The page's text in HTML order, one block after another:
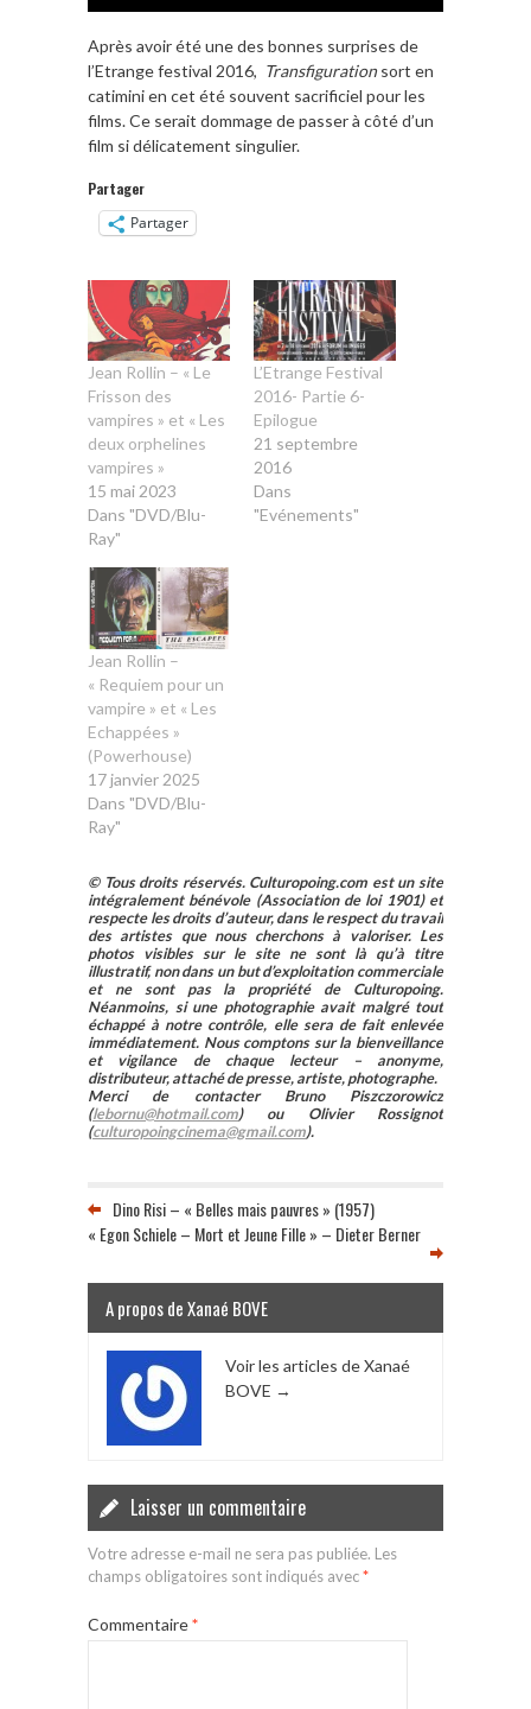
Après avoir été une des bonnes surprises de
l’Etrange festival 2016, Transfigurationsort en
catimini en cet été souvent sacrificiel pour les
films. Ce serait dommage de passer à côté d’un
film si délicatement singulier.
Partager
Partager
Jean Rollin – « Le
Frisson des
vampires » et « Les
deux orphelines
vampires »
15 mai 2023
Dans "DVD/Blu-
Ray"
L’Etrange Festival
2016- Partie 6-
Epilogue
21 septembre
2016
Dans
"Evénements"
Jean Rollin –
« Requiem pour un
vampire » et « Les
Echappées »
(Powerhouse)
17 janvier 2025
Dans "DVD/Blu-
Ray"
© Tous droits réservés. Culturopoing.com est un site
intégralement bénévole (Association de loi 1901) et
respecte les droits d’auteur, dans le respect du travail
des artistes que nous cherchons à valoriser. Les
photos visibles sur le site ne sont là qu’à titre
illustratif, non dans un but d’exploitation commerciale
et ne sont pas la propriété de Culturopoing.
Néanmoins, si une photographie avait malgré tout
échappé à notre contrôle, elle sera de fait enlevée
immédiatement. Nous comptons sur la bienveillance
et vigilance de chaque lecteur – anonyme,
distributeur, attaché de presse, artiste, photographe.
Merci de contacter Bruno Piszczorowicz
(lebornu@hotmail.com) ou Olivier Rossignot
(culturopoingcinema@gmail.com).
Dino Risi – « Belles mais pauvres » (1957)
« Egon Schiele – Mort et Jeune Fille » – Dieter Berner
A propos de Xanaé BOVE
Voir les articles de Xanaé
BOVE →
Laisser un commentaire
Votre adresse e-mail ne sera pas publiée. Les
champs obligatoires sont indiqués avec*
Commentaire*